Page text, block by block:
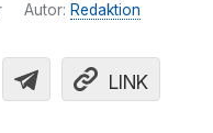
Autor: Redaktion
LINK